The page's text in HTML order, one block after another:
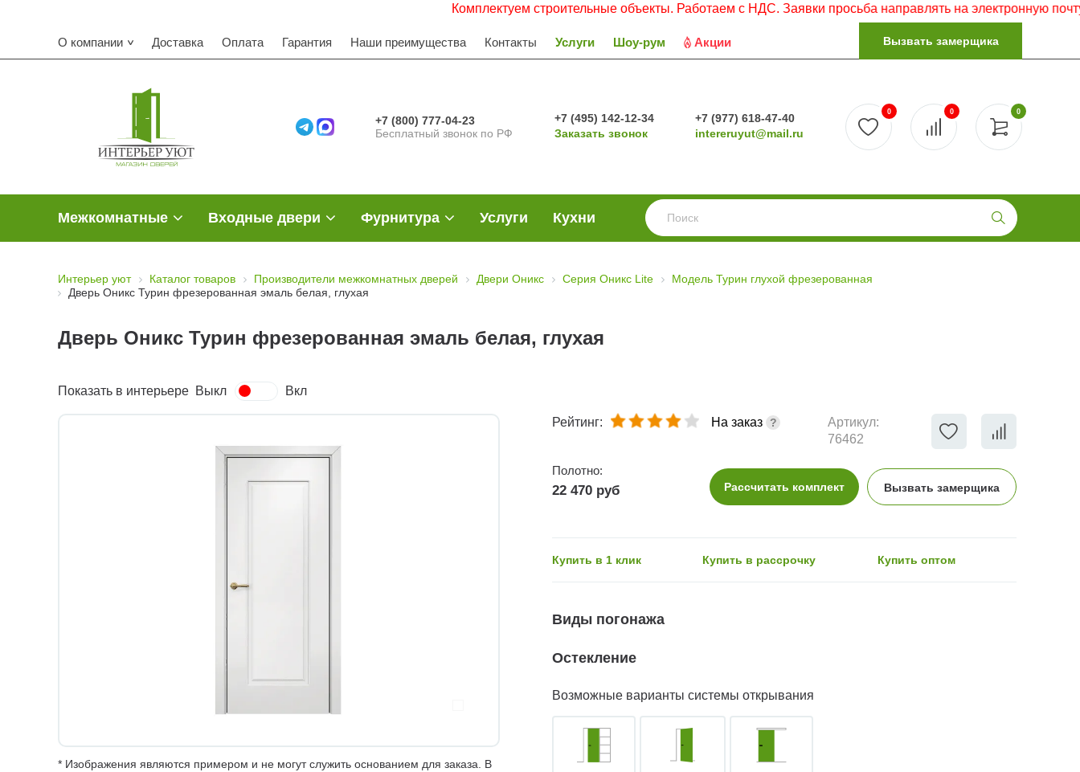
Комплектуем строительные объекты. Работаем с НДС. Заявки просьба направлять на электронную почту.
О компании Доставка Оплата Гарантия Наши преимущества Контакты Услуги Шоу-рум Акции Вызвать замерщика
+7 (800) 777-04-23
Бесплатный звонок по РФ
+7 (495) 142-12-34
Заказать звонок
+7 (977) 618-47-40
intereruyut@mail.ru
0
0 0
Межкомнатные Входные двери Фурнитура Услуги Кухни
Интерьер уют Каталог товаров Производители межкомнатных дверей Двери Оникс Серия Оникс Lite
Модель Турин глухой фрезерованная
Дверь Оникс Турин фрезерованная эмаль белая, глухая
Дверь Оникс Турин фрезерованная эмаль белая, глухая
Показать в интерьере Выкл Вкл
* Изображения являются примером и не могут служить основанием для заказа. В
Рейтинг: На заказ
Артикул:
76462
Полотно:
22 470 руб Рассчитать комплект Вызвать замерщика
Купить в 1 клик Купить в рассрочку Купить оптом
Виды погонажа
Остекление
Возможные варианты системы открывания